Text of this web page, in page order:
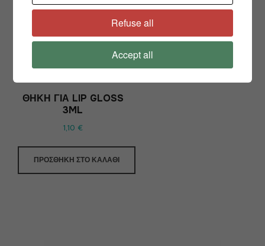
ΘΉΚΗ ΓΙΑ LIP GLOSS
3ML
1,10 €
ΠΡΟΣΘΉΚΗ ΣΤΟ ΚΑΛΆΘΙ
Refuse all
Accept all